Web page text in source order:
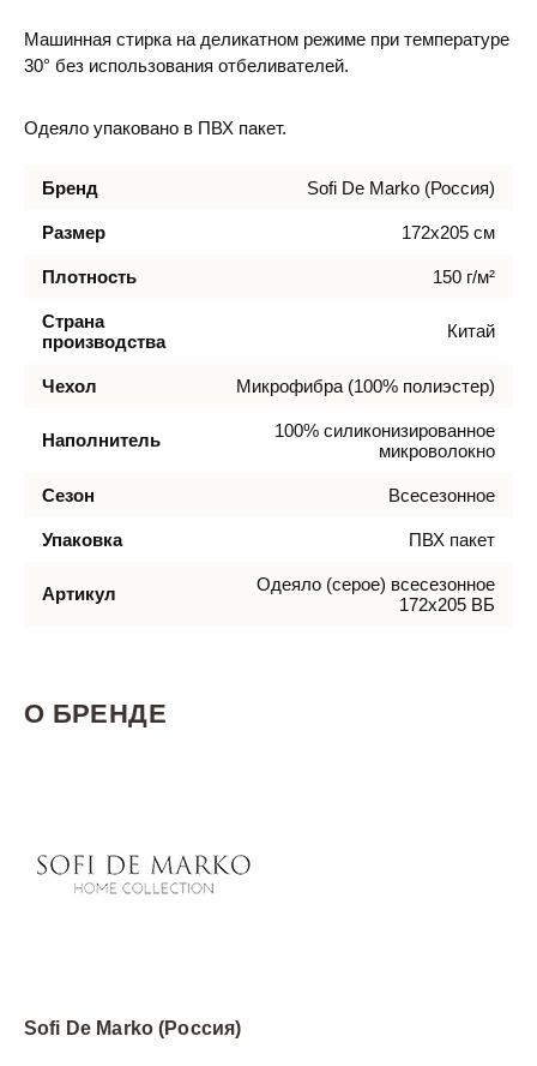
Машинная стирка на деликатном режиме при температуре
30° без использования отбеливателей.
Одеяло упаковано в ПВХ пакет.
Бренд Sofi De Marko (Россия)
Размер 172х205 см
Плотность 150 г/м²
Страна
производства
Китай
Чехол Микрофибра (100% полиэстер)
Наполнитель
100% силиконизированное
микроволокно
Сезон Всесезонное
Упаковка ПВХ пакет
Артикул
Одеяло (серое) всесезонное
172х205 ВБ
О БРЕНДЕ
Sofi De Marko (Россия)